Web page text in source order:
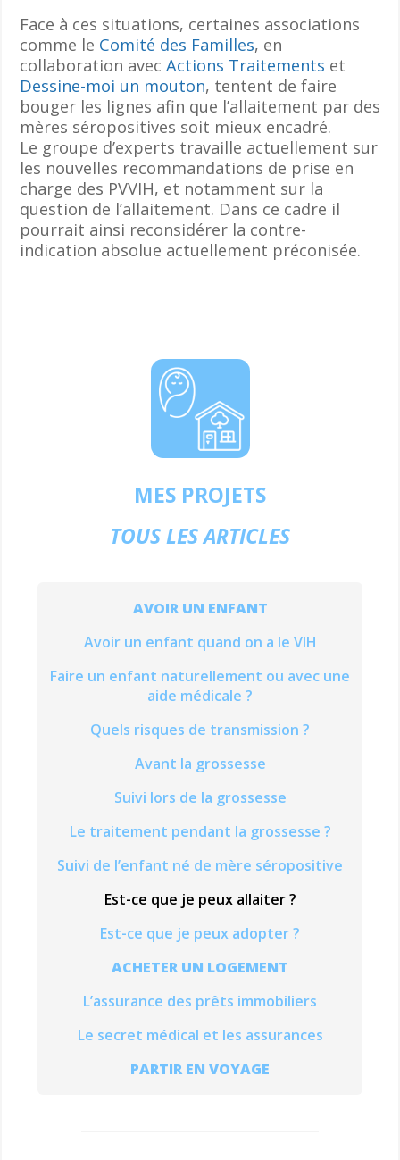
MES PROJETS
TOUS LES ARTICLES
AVOIR UN ENFANT
Avoir un enfant quand on a le VIH
Faire un enfant naturellement ou avec une
aide médicale ?
Quels risques de transmission ?
Avant la grossesse
Suivi lors de la grossesse
Le traitement pendant la grossesse ?
Suivi de l’enfant né de mère séropositive
Est-ce que je peux allaiter ?
Est-ce que je peux adopter ?
ACHETER UN LOGEMENT
L’assurance des prêts immobiliers
Le secret médical et les assurances
PARTIR EN VOYAGE
Face à ces situations, certaines associations
comme le Comité des Familles, en
collaboration avec Actions Traitements et
Dessine-moi un mouton, tentent de faire
bouger les lignes afin que l’allaitement par des
mères séropositives soit mieux encadré.
Le groupe d’experts travaille actuellement sur
les nouvelles recommandations de prise en
charge des PVVIH, et notamment sur la
question de l’allaitement. Dans ce cadre il
pourrait ainsi reconsidérer la contre-
indication absolue actuellement préconisée.